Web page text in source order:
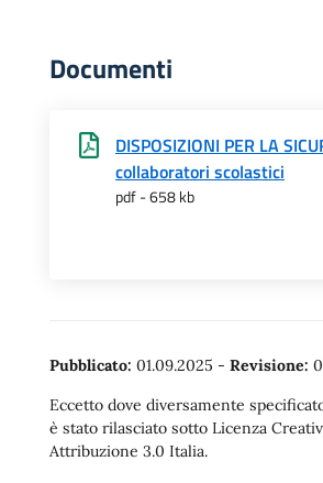
Documenti
DISPOSIZIONI PER LA
collaboratori scolastici
pdf - 658 kb
Pubblicato: 01.09.2025 - Revisione:
Eccetto dove diversamente
è stato rilasciato sotto Licenza
Attribuzione 3.0 Italia.